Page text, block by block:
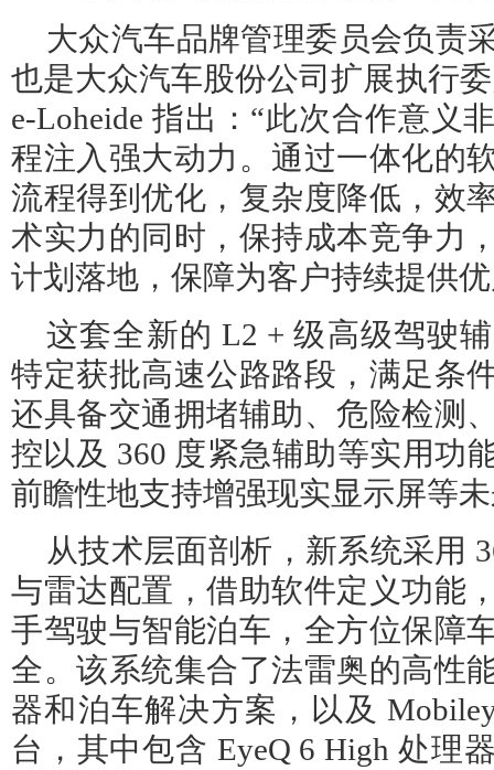
大众汽车品牌管理委员会负责
也是大众汽车股份公司扩展执行
e-Loheide 指出：“此次合作意义
程注入强大动力。通过一体化的
流程得到优化，复杂度降低，效
术实力的同时，保持成本竞争力
计划落地，保障为客户持续提供
这套全新的 L2 + 级高级驾驶
特定获批高速公路路段，满足条
还具备交通拥堵辅助、危险检测
控以及 360 度紧急辅助等实用功
前瞻性地支持增强现实显示屏等
从技术层面剖析，新系统采用
与雷达配置，借助软件定义功能
手驾驶与智能泊车，全方位保障
全。该系统集合了法雷奥的高性
器和泊车解决方案，以及
台，其中包含 EyeQ 6 High 处理